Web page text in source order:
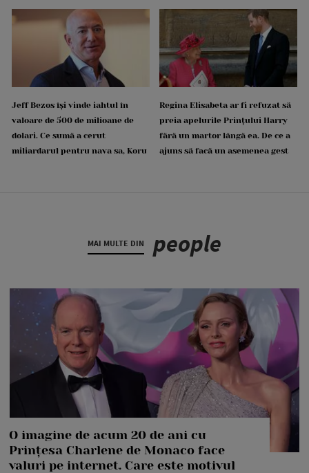
Jeff Bezos își vinde iahtul în
valoare de 500 de milioane de
dolari. Ce sumă a cerut
miliardarul pentru nava sa, Koru
Regina Elisabeta ar fi refuzat să
preia apelurile Prințului Harry
fără un martor lângă ea. De ce a
ajuns să facă un asemenea gest
MAI MULTE DIN people
O imagine de acum 20 de ani cu
Prințesa Charlene de Monaco face
valuri pe internet. Care este motivul